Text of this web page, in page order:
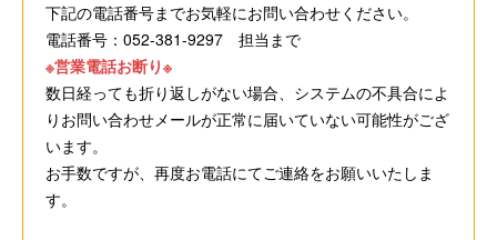
下記の電話番号までお気軽にお問い合わせください。
電話番号：052-381-9297 担当まで
※営業電話お断り※
数日経っても折り返しがない場合、システムの不具合によ
りお問い合わせメールが正常に届いていない可能性がござ
います。
お手数ですが、再度お電話にてご連絡をお願いいたしま
す。